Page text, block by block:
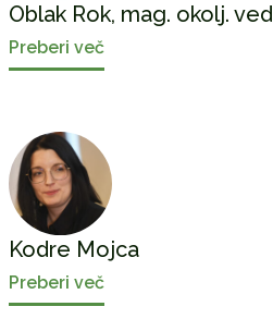
Oblak Rok, mag. okolj. ved
Preberi več
Kodre Mojca
Preberi več